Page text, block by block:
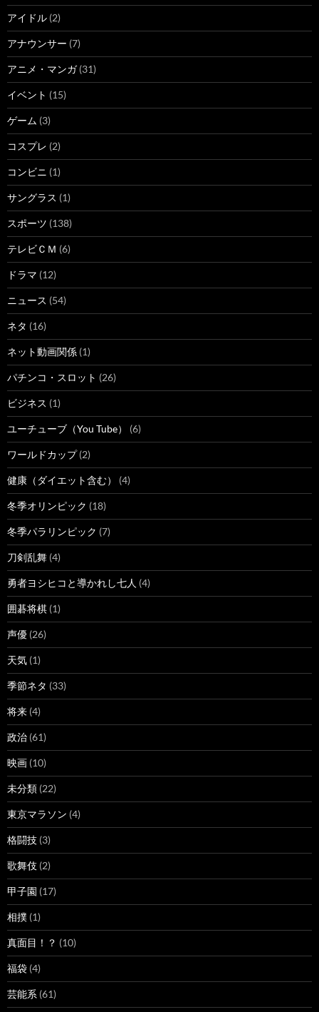
アイドル (2)
アナウンサー (7)
アニメ・マンガ(31)
イベント (15)
ゲーム (3)
コスプレ (2)
コンビニ (1)
サングラス (1)
スポーツ (138)
テレビＣＭ (6)
ドラマ (12)
ニュース (54)
ネタ (16)
ネット動画関係 (1)
パチンコ・スロット (26)
ビジネス (1)
ユーチューブ（You Tube） (6)
ワールドカップ(2)
健康（ダイエット含む） (4)
冬季オリンピック (18)
冬季パラリンピック (7)
刀剣乱舞 (4)
勇者ヨシヒコと導かれし七人 (4)
囲碁将棋 (1)
声優 (26)
天気 (1)
季節ネタ (33)
将来 (4)
政治 (61)
映画 (10)
未分類 (22)
東京マラソン (4)
格闘技 (3)
歌舞伎 (2)
甲子園 (17)
相撲 (1)
真面目！？ (10)
福袋 (4)
芸能系 (61)